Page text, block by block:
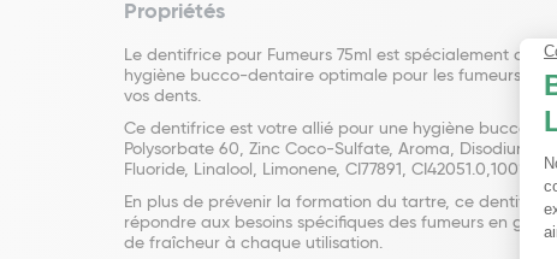
Propriétés
Le dentifrice pour Fumeurs 75ml est spécialement
hygiène bucco-dentaire optimale pour les fumeurs.
vos dents.
Ce dentifrice est votre allié pour une hygiène bucco-
Polysorbate 60, Zinc Coco-Sulfate, Aroma, Disodium
Fluoride, Linalool, Limonene, CI77891,
En plus de prévenir la formation du tartre, ce
répondre aux besoins spécifiques des fumeurs en
de fraîcheur à chaque utilisation.